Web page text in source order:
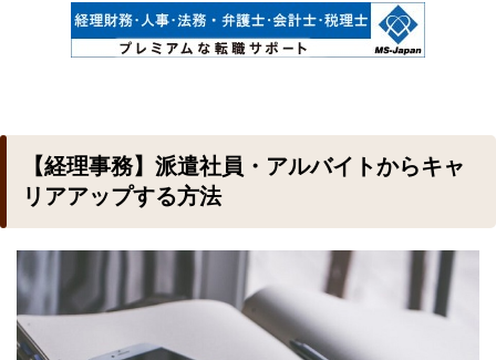
【経理事務】派遣社員・アルバイトからキャ
リアアップする方法